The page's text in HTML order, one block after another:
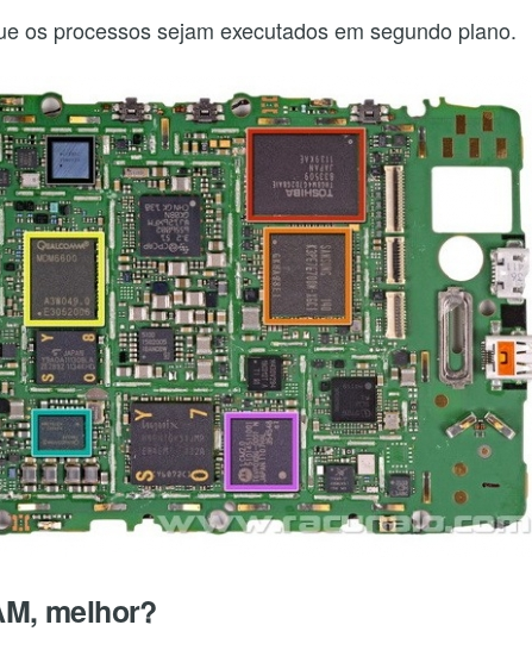
os processos sejam executados em segundo plano.
melhor?